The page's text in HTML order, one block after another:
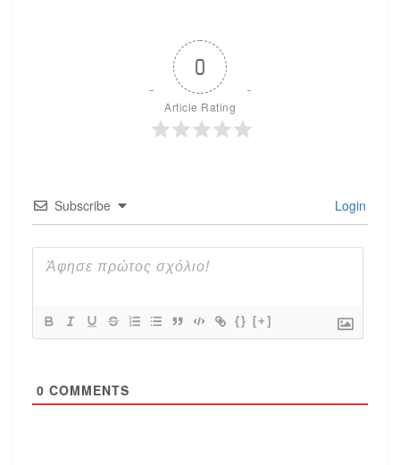
0
Article Rating
Subscribe Login
{} [+]
0 COMMENTS